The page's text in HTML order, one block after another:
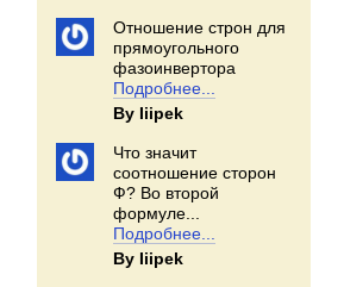
Отношение строн для
прямоугольного
фазоинвертора
Подробнее...
By Iiipek
Что значит
соотношение сторон
Ф? Во второй
формуле...
Подробнее...
By Iiipek